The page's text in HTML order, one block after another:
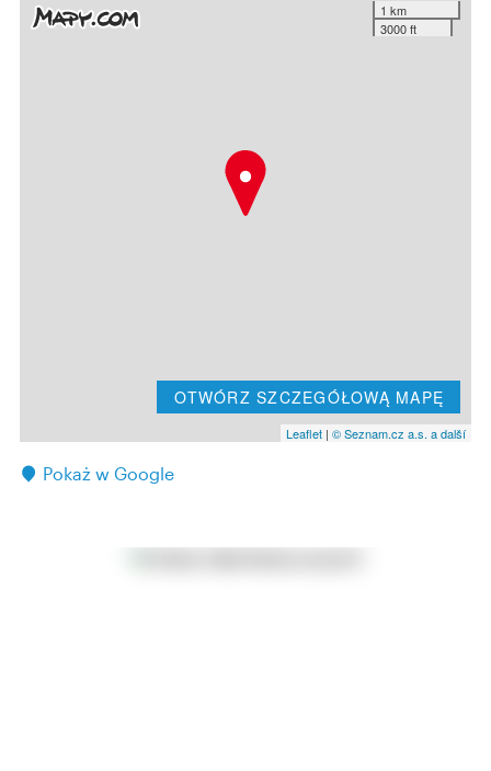
1 km
3000 ft
OTWÓRZ SZCZEGÓŁOWĄ MAPĘ
Leaflet | © Seznam.cz a.s. a další
Pokaż w Google